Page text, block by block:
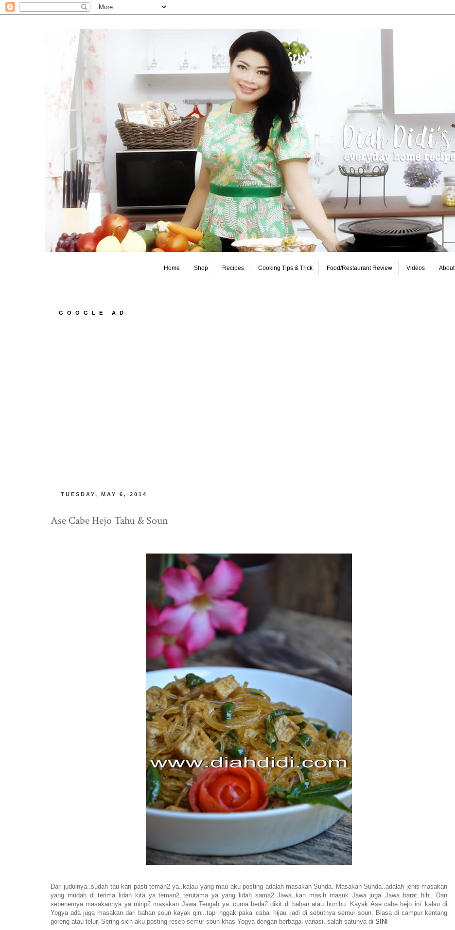
Home Shop Recipes Cooking Tips & Trick Food/Restaurant Review Videos About
GOOGLE AD
TUESDAY, MAY 6, 2014
Ase Cabe Hejo Tahu & Soun
Dari judulnya..sudah tau kan pasti teman2 ya..kalau yang mau aku posting adalah masakan Sunda. Masakan Sunda..adalah jenis masakan
yang mudah di terima lidah kita ya teman2..terutama ya yang lidah sama2 Jawa..kan masih masuk Jawa juga..Jawa barat..hihi. Dan
sebenernya masakannya ya mirip2 masakan Jawa Tengah ya..cuma beda2 dikit di bahan atau bumbu. Kayak Ase cabe hejo ini..kalau di
Yogya ada juga masakan dari bahan soun kayak gini..tapi nggak pakai cabai hijau..jadi di sebutnya semur soun. Biasa di campur kentang
goreng atau telur. Sering sich aku posting resep semur soun khas Yogya dengan berbagai variasi..salah satunya di SINI